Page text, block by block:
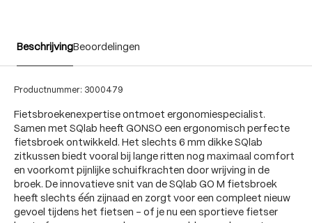
BeschrijvingBeoordelingen
Productnummer: 3000479
Fietsbroekenexpertise ontmoet ergonomiespecialist.
Samen met SQlab heeft GONSO een ergonomisch perfecte
fietsbroek ontwikkeld. Het slechts 6 mm dikke SQlab
zitkussen biedt vooral bij lange ritten nog maximaal comfort
en voorkomt pijnlijke schuifkrachten door wrijving in de
broek. De innovatieve snit van de SQlab GO M fietsbroek
heeft slechts één zijnaad en zorgt voor een compleet nieuw
gevoel tijdens het fietsen - of je nu een sportieve fietser